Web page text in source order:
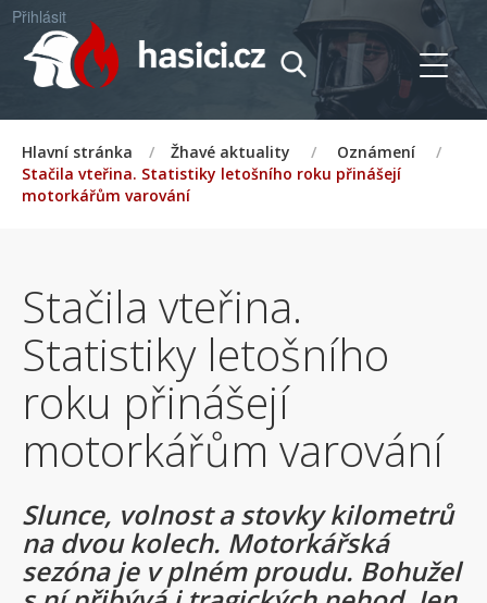
Přihlásit
Hlavní stránka / Žhavé aktuality / Oznámení
/
Stačila vteřina. Statistiky letošního roku přinášejí
motorkářům varování
Stačila vteřina.
Statistiky letošního
roku přinášejí
motorkářům varování
Slunce, volnost a stovky kilometrů
na dvou kolech. Motorkářská
sezóna je v plném proudu. Bohužel